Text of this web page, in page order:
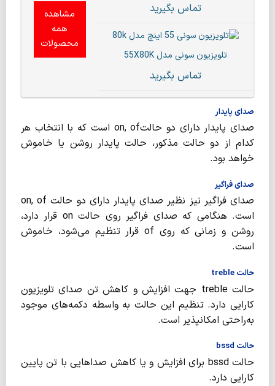
تماس بگیرید
تلویزیون سونی مدل 55X80K
تماس بگیرید
مشاهده
همه
محصولات
صدای پایدار
صدای پایدار دارای دو حالتon, of است که با انتخاب هر
کدام از دو حالت مذکور، حالت پایدار روشن یا خاموش
خواهد بود.
صدای فراگیر
صدای فراگیر نیز نظیر صدای پایدار دارای دو حالت on, of
است. هنگامی که صدای فراگیر روی حالت on قرار دارد،
روشن و زمانی که روی of قرار تنظیم می‌شود، خاموش
است.
حالت treble
حالت treble جهت افزایش و کاهش تن صدای تلویزیون
کارایی دارد. تنظیم این حالت به واسطه دکمه‌های موجود
به‌راحتی امکانپذیر است.
حالت bssd
حالت bssd برای افزایش و یا کاهش صداهایی با تن پایین
کارایی دارد.